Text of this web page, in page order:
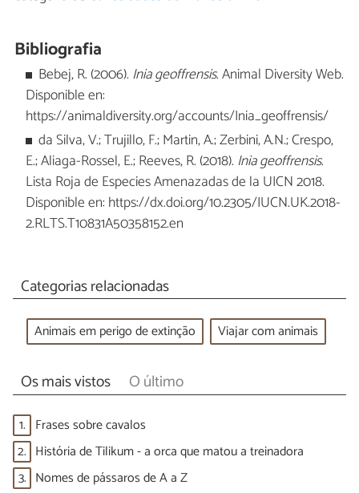
Bibliografia
Bebej, R. (2006). Inia geoffrensis. Animal Diversity Web.
Disponible en:
https://animaldiversity.org/accounts/Inia_geoffrensis/
da Silva, V.; Trujillo, F.; Martin, A.; Zerbini, A.N.; Crespo,
E.; Aliaga-Rossel, E.; Reeves, R. (2018). Inia geoffrensis.
Lista Roja de Especies Amenazadas de la UICN 2018.
Disponible en: https://dx.doi.org/10.2305/IUCN.UK.2018-
2.RLTS.T10831A50358152.en
Categorias relacionadas
Animais em perigo de extinção Viajar com animais
Os mais vistos O último
1. Frases sobre cavalos
2. História de Tilikum - a orca que matou a treinadora
3. Nomes de pássaros de A a Z